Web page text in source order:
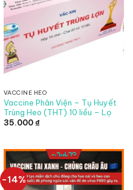
VACCINE HEO
Vaccine Phân Viện – Tụ Huyết
Trùng Heo (THT) 10 liều – Lọ
35.000₫
-14%